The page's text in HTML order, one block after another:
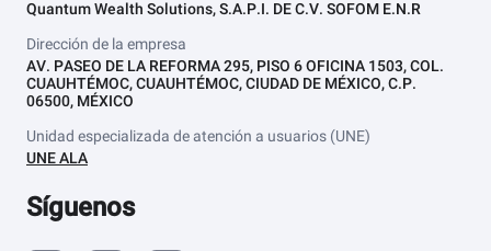
Quantum Wealth Solutions, S.A.P.I. DE C.V. SOFOM E.N.R
Dirección de la empresa
AV. PASEO DE LA REFORMA 295, PISO 6 OFICINA 1503, COL.
CUAUHTÉMOC, CUAUHTÉMOC, CIUDAD DE MÉXICO, C.P.
06500, MÉXICO
Unidad especializada de atención a usuarios (UNE)
UNE ALA
Síguenos